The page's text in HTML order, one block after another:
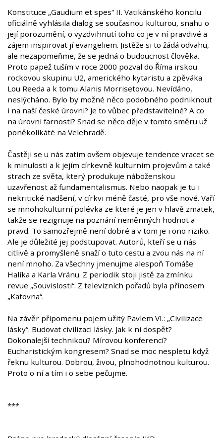
Konstituce „Gaudium et spes“ II. Vatikánského koncilu
oficiálně vyhlásila dialog se současnou kulturou, snahu o
její porozumění, o vyzdvihnutí toho co je v ní pravdivé a
zájem inspirovat jí evangeliem. Jistěže si to žádá odvahu,
ale nezapomeňme, že se jedná o budoucnost člověka.
Proto papež tuším v roce 2000 pozval do Říma irskou
rockovou skupinu U2, amerického kytaristu a zpěváka
Lou Reeda a k tomu Alanis Morrisetovou. Nevídáno,
neslýcháno. Bylo by možné něco podobného podniknout
i na naší české úrovni? Je to vůbec představitelné? A co
na úrovni farností? Snad se něco děje v tomto směru už
poněkolikáté na Velehradě.
Častěji se u nás zatím ovšem objevuje tendence vracet se
k minulosti a k jejím církevně kulturním projevům a také
strach ze světa, který produkuje náboženskou
uzavřenost až fundamentalismus. Nebo naopak je tu i
nekritické nadšení, v církvi méně časté, pro vše nové. Vaří
se mnohokulturní polévka ze které je jen v hlavě zmatek,
takže se rezignuje na poznání neměnných hodnot a
pravd. To samozřejmě není dobré a v tom je i ono riziko.
Ale je důležité jej podstupovat. Autorů, kteří se u nás
citlivě a promyšleně snaží o tuto cestu a zvou nás na ní
není mnoho. Za všechny jmenujme alespoň Tomáše
Halíka a Karla Vránu. Z periodik stoji jistě za zmínku
revue „Souvislosti“. Z televizních pořadů byla přínosem
„Katovna“.
Na závěr připomenu pojem užitý Pavlem VI.: „Civilizace
lásky“. Budovat civilizaci lásky. Jak k ní dospět?
Dokonalejší technikou? Mírovou konferencí?
Eucharistickým kongresem? Snad se moc nespletu když
řeknu kulturou. Dobrou, živou, plnohodnotnou kulturou.
Proto o ní a tím i o sebe pečujme.
***